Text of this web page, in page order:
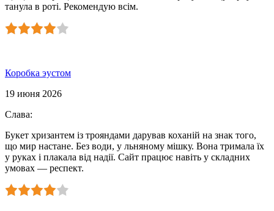
танула в роті. Рекомендую всім.
Коробка эустом
19 июня 2026
Слава:
Букет хризантем із трояндами дарував коханій на знак того,
що мир настане. Без води, у льняному мішку. Вона тримала їх
у руках і плакала від надії. Сайт працює навіть у складних
умовах — респект.